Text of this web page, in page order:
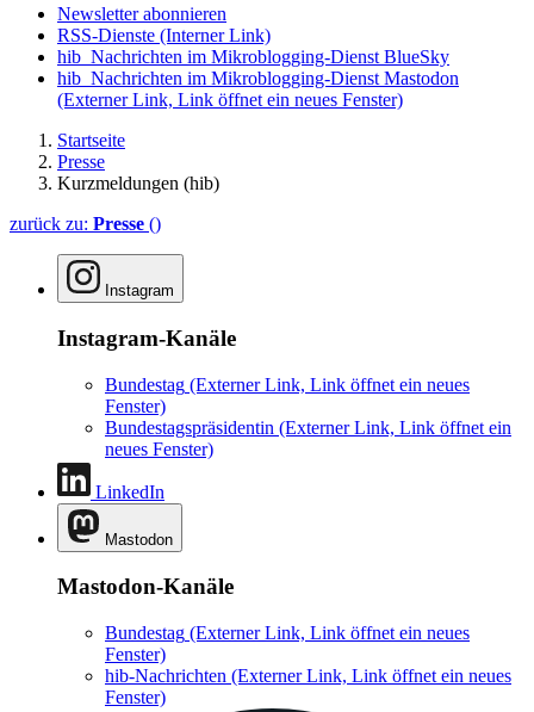
Newsletter abonnieren
RSS-Dienste (Interner Link)
hib_Nachrichten im Mikroblogging-Dienst BlueSky
hib_Nachrichten im Mikroblogging-Dienst Mastodon
(Externer Link, Link öffnet ein neues Fenster)
Startseite
Presse
Kurzmeldungen (hib)
zurück zu: Presse ()
Instagram
Instagram-Kanäle
Bundestag (Externer Link, Link öffnet ein neues
Fenster)
Bundestagspräsidentin (Externer Link, Link öffnet ein
neues Fenster)
LinkedIn
Mastodon
Mastodon-Kanäle
Bundestag (Externer Link, Link öffnet ein neues
Fenster)
hib-Nachrichten (Externer Link, Link öffnet ein neues
Fenster)